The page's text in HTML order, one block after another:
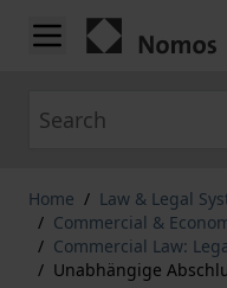
Skip to Content
Home / Law & Legal
/ Commercial &
/ Commercial Law:
/ Unabhängige